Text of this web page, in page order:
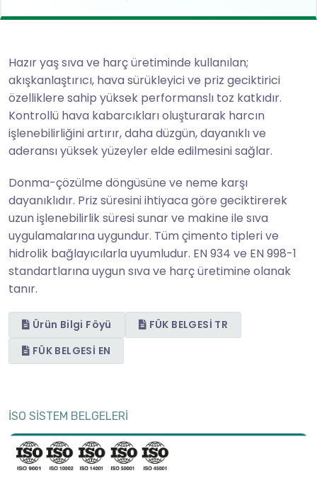
Hazır yaş sıva ve harç üretiminde kullanılan;
akışkanlaştırıcı, hava sürükleyici ve priz geciktirici
özelliklere sahip yüksek performanslı toz katkıdır.
Kontrollü hava kabarcıkları oluşturarak harcın
işlenebilirliğini artırır, daha düzgün, dayanıklı ve
aderansı yüksek yüzeyler elde edilmesini sağlar.
Donma-çözülme döngüsüne ve neme karşı
dayanıklıdır. Priz süresini ihtiyaca göre geciktirerek
uzun işlenebilirlik süresi sunar ve makine ile sıva
uygulamalarına uygundur. Tüm çimento tipleri ve
hidrolik bağlayıcılarla uyumludur. EN 934 ve EN 998-1
standartlarına uygun sıva ve harç üretimine olanak
tanır.
Ürün Bilgi Föyü
FÜK BELGESİ TR
FÜK BELGESİ EN
İSO SİSTEM BELGELERİ